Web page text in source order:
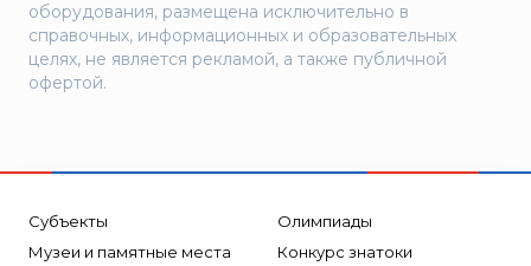
оборудования, размещена исключительно в
справочных, информационных и образовательных
целях, не является рекламой, а также публичной
офертой.
Субъекты
Музеи и памятные места
Олимпиады
Конкурс знатоки